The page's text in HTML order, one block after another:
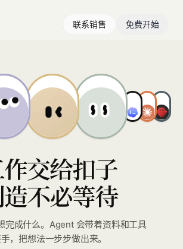
联系销售 免费开始
交给扣子
不必等待
完成什么。Agent 会带着资料和工具
，把想法一步步做出来。